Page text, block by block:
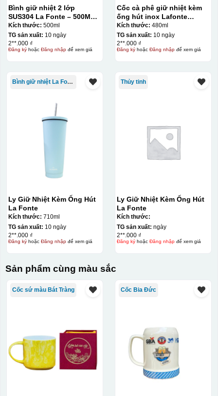
Bình giữ nhiệt 2 lớp
SUS304 La Fonte – 500ML –
012737
Kích thước: 500ml
TG sản xuất: 10 ngày
2**.000 ₫
Đăng kýhoặc Đăng nhậpđể xem giá
Cốc cà phê giữ nhiệt kèm
ống hút inox Lafonte
480ML – 012782
Kích thước: 480ml
TG sản xuất: 10 ngày
2**.000 ₫
Đăng kýhoặc Đăng nhậpđể xem giá
Bình giữ nhiệt La Fonte
Ly Giữ Nhiệt Kèm Ống Hút
La Fonte
Kích thước: 710ml
TG sản xuất: 10 ngày
2**.000 ₫
Đăng kýhoặc Đăng nhậpđể xem giá
Thủy tinh
Ly Giữ Nhiệt Kèm Ống Hút
La Fonte
Kích thước:
TG sản xuất: ngày
2**.000 ₫
Đăng kýhoặc Đăng nhậpđể xem giá
Sản phẩm cùng màu sắc
Cốc sứ màu Bát Tràng Cốc Bia Đức